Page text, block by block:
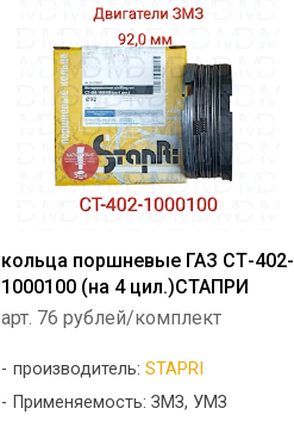
кольца поршневые ГАЗ СТ-402-
1000100 (на 4 цил.)СТАПРИ
арт. 76 рублей/комплект
производитель:STAPRI
Применяемость: ЗМЗ, УМЗ